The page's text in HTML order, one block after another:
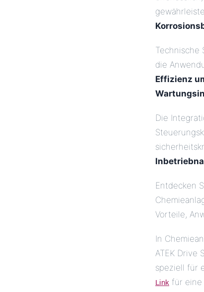
Technische
die
Effizienz
Die
Entdecken
Vorteile,
In
ATEK Drive
speziell für
Link für eine